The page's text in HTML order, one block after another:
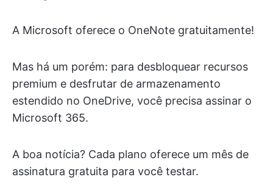
A Microsoft oferece o OneNote gratuitamente!
Mas há um porém: para desbloquear recursos
premium e desfrutar de armazenamento
estendido no OneDrive, você precisa assinar o
Microsoft 365.
A boa notícia? Cada plano oferece um mês de
assinatura gratuita para você testar.